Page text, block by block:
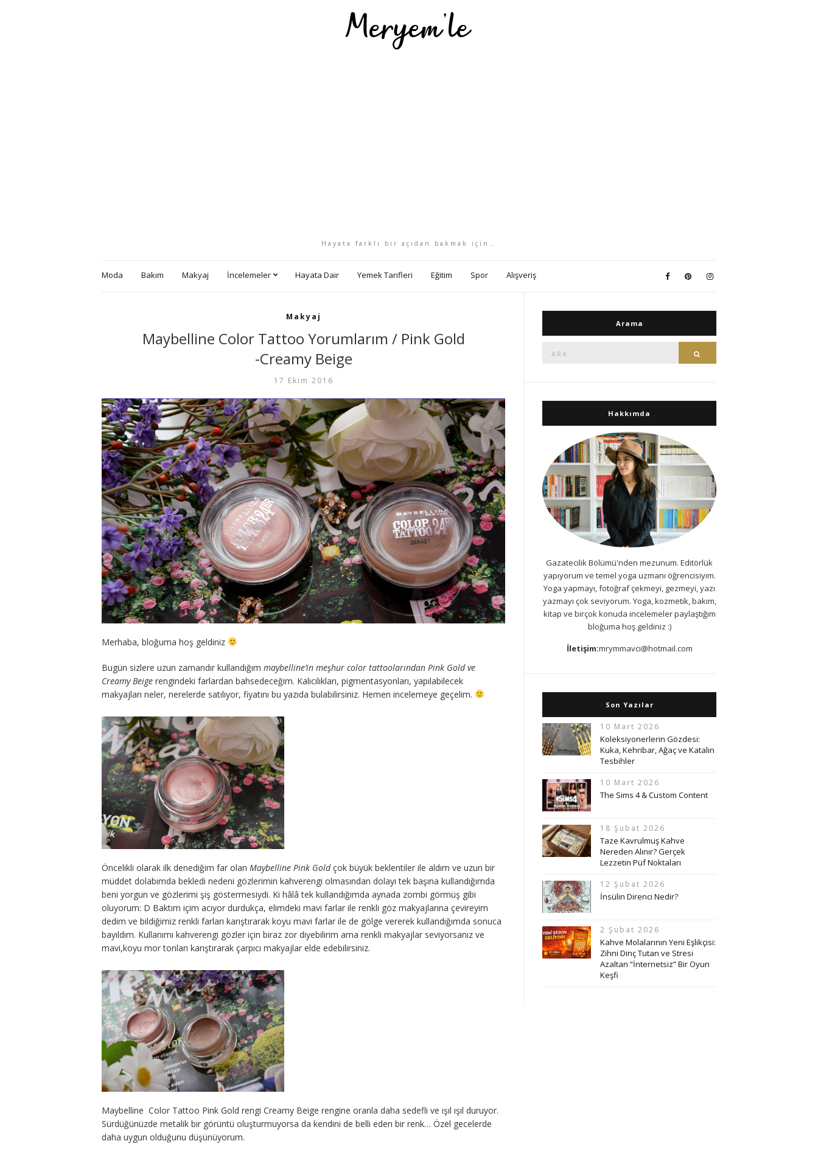
Hayata farklı bir açıdan bakmak için…
Moda Bakım Makyaj İncelemeler Hayata Dair Yemek Tarifleri Eğitim Spor Alışveriş
Makyaj
Maybelline Color Tattoo Yorumlarım / Pink Gold
-Creamy Beige
17 Ekim 2016
Merhaba, bloğuma hoş geldiniz
Bugün sizlere uzun zamandır kullandığım maybelline’in meşhur color tattoolarından Pink Gold ve
Creamy Beige rengindeki farlardan bahsedeceğim. Kalıcılıkları, pigmentasyonları, yapılabilecek
makyajları neler, nerelerde satılıyor, fiyatını bu yazıda bulabilirsiniz. Hemen incelemeye geçelim.
Öncelikli olarak ilk denediğim far olan Maybelline Pink Goldçok büyük beklentiler ile aldım ve uzun bir
müddet dolabımda bekledi nedeni gözlerimin kahverengi olmasından dolayı tek başına kullandığımda
beni yorgun ve gözlerimi şiş göstermesiydi. Ki hâlâ tek kullandığımda aynada zombi görmüş gibi
oluyorum: D Baktım içim acıyor durdukça, elimdeki mavi farlar ile renkli göz makyajlarına çevireyim
dedim ve bildiğimiz renkli farları karıştırarak koyu mavi farlar ile de gölge vererek kullandığımda sonuca
bayıldım. Kullanımı kahverengi gözler için biraz zor diyebilirim ama renkli makyajlar seviyorsanız ve
mavi,koyu mor tonları karıştırarak çarpıcı makyajlar elde edebilirsiniz.
Maybelline Color Tattoo Pink Gold rengi Creamy Beige rengine oranla daha sedefli ve ışıl ışıl duruyor.
Sürdüğünüzde metalik bir görüntü oluşturmuyorsa da kendini de belli eden bir renk… Özel gecelerde
daha uygun olduğunu düşünüyorum.
Arama
Hakkımda
Gazatecilik Bölümü'nden mezunum. Editörlük
yapıyorum ve temel yoga uzmanı öğrencisiyim.
Yoga yapmayı, fotoğraf çekmeyi, gezmeyi, yazı
yazmayı çok seviyorum. Yoga, kozmetik, bakım,
kitap ve birçok konuda incelemeler paylaştığım
bloğuma hoş geldiniz :)
İletişim:mrymmavci@hotmail.com
Son Yazılar
10 Mart 2026
Koleksiyonerlerin Gözdesi:
Kuka, Kehribar, Ağaç ve Katalin
Tesbihler
10 Mart 2026
The Sims 4 & Custom Content
18 Şubat 2026
Taze Kavrulmuş Kahve
Nereden Alınır? Gerçek
Lezzetin Püf Noktaları
12 Şubat 2026
İnsülin Direnci Nedir?
2 Şubat 2026
Kahve Molalarının Yeni Eşlikçisi:
Zihni Dinç Tutan ve Stresi
Azaltan “İnternetsiz” Bir Oyun
Keşfi